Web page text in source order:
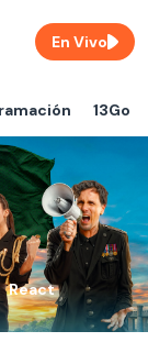
13Go
En Vivo
React